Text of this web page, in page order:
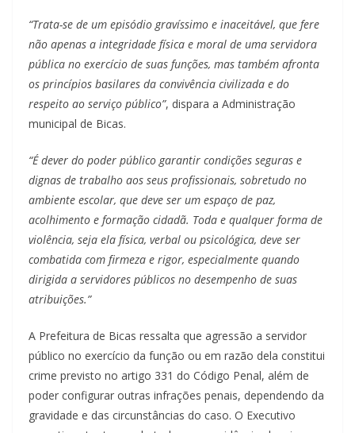
“Trata-se de um episódio gravíssimo e inaceitável, que fere
não apenas a integridade física e moral de uma servidora
pública no exercício de suas funções, mas também afronta
os princípios basilares da convivência civilizada e do
respeito ao serviço público”, dispara a Administração
municipal de Bicas.
“É dever do poder público garantir condições seguras e
dignas de trabalho aos seus profissionais, sobretudo no
ambiente escolar, que deve ser um espaço de paz,
acolhimento e formação cidadã. Toda e qualquer forma de
violência, seja ela física, verbal ou psicológica, deve ser
combatida com firmeza e rigor, especialmente quando
dirigida a servidores públicos no desempenho de suas
atribuições.”
A Prefeitura de Bicas ressalta que agressão a servidor
público no exercício da função ou em razão dela constitui
crime previsto no artigo 331 do Código Penal, além de
poder configurar outras infrações penais, dependendo da
gravidade e das circunstâncias do caso. O Executivo